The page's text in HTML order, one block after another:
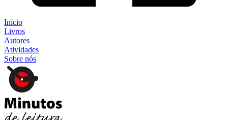
Início
Livros
Autores
Atividades
Sobre nós